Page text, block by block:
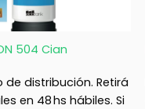
504 Cian
de distribución. Retirá
en 48 hs hábiles. Si